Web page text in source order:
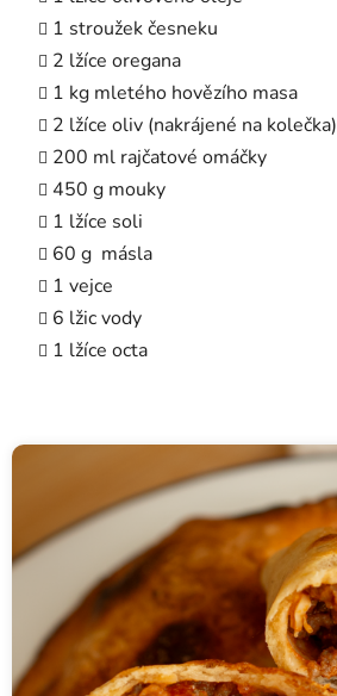
1 stroužek česneku
2 lžíce oregana
1 kg mletého hovězího masa
2 lžíce oliv (nakrájené na kolečka)
200 ml rajčatové omáčky
450 g mouky
1 lžíce soli
60 g másla
1 vejce
6 lžic vody
1 lžíce octa